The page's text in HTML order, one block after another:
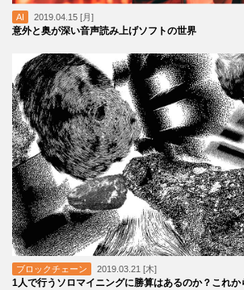
AI 2019.04.15 [月]
意外と奥が深い音声読み上げソフトの世界
ブロックチェーン 2019.03.21 [木]
1人で行うソロマイニングに勝算はあるのか？これ